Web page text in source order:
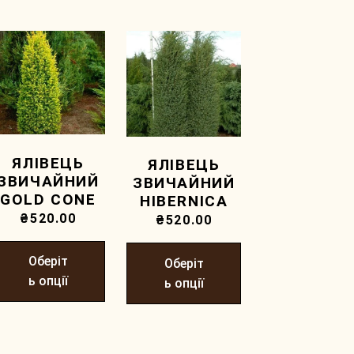
ЯЛІВЕЦЬ
GOLD CONE
₴520.00
Оберіт
ь опції
ЯЛІВЕЦЬ
ЗВИЧАЙНИЙ
HIBERNICA
₴520.00
Оберіт
ь опції